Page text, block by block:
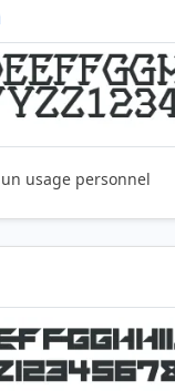
usage personnel